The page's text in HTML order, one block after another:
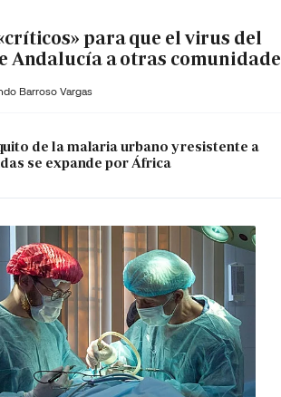
para que el virus del
Andalucía a otras
Barroso Vargas
de la malaria urbano y resistente a
se expande por África